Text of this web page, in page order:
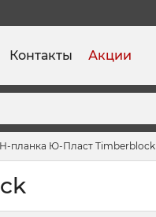
Контакты Акции
Н-планка Ю-Пласт Timberblock